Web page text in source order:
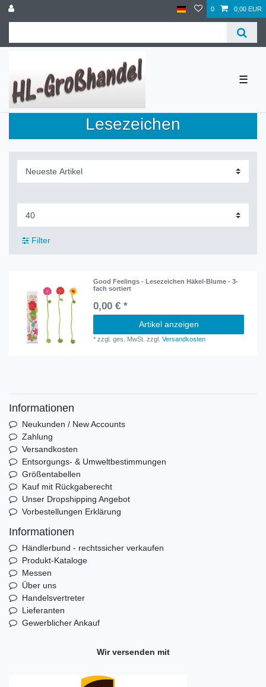
0 0,00 EUR
☰
Lesezeichen
Filter
Good Feelings - Lesezeichen Häkel-Blume - 3-
fach sortiert
0,00 € *
Artikel anzeigen
*zzgl. ges. MwSt. zzgl.Versandkosten
Informationen
Neukunden / New Accounts
Zahlung
Versandkosten
Entsorgungs- & Umweltbestimmungen
Größentabellen
Kauf mit Rückgaberecht
Unser Dropshipping Angebot
Vorbestellungen Erklärung
Informationen
Händlerbund - rechtssicher verkaufen
Produkt-Kataloge
Messen
Über uns
Handelsvertreter
Lieferanten
Gewerblicher Ankauf
Wir versenden mit